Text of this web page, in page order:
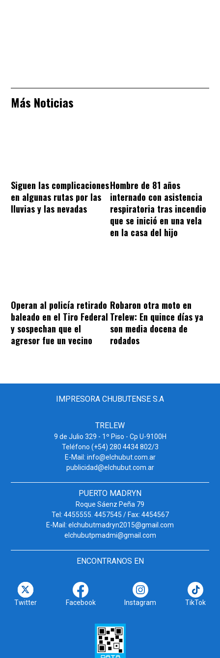
Más Noticias
Siguen las complicaciones
en algunas rutas por las
lluvias y las nevadas
Hombre de 81 años
internado con asistencia
respiratoria tras incendio
que se inició en una vela
en la casa del hijo
Operan al policía retirado
baleado en el Tiro Federal
y sospechan que el
agresor fue un vecino
Robaron otra moto en
Trelew: En quince días ya
son media docena de
rodados
IMPRESORA CHUBUTENSE S.A
TRELEW
9 de Julio 329 - 1º Piso - Cp U-9100H
Teléfono (+54) 280 4434 802/3
E-Mail: info@elchubut.com.ar
publicidad@elchubut.com.ar
PUERTO MADRYN
Roque Sáenz Peña 79
Tel: 4455555. 4457545 / Fax: 4454567
E-Mail: elchubutmadryn2015@gmail.com
elchubutpmadmi@gmail.com
ENCONTRANOS EN
Twitter Facebook Instagram TikTok